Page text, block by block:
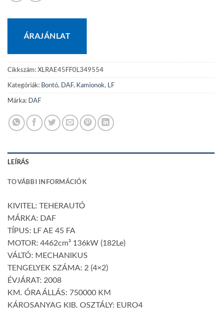
ÁRAJÁNLAT
Cikkszám: XLRAE45FF0L349554
Kategóriák: Bontó, DAF, Kamionok, LF
Márka: DAF
LEÍRÁS
TOVÁBBI INFORMÁCIÓK
KIVITEL: TEHERAUTÓ
MÁRKA: DAF
TÍPUS: LF AE 45 FA
MOTOR: 4462cm³ 136kW (182Le)
VÁLTÓ: MECHANIKUS
TENGELYEK SZÁMA: 2 (4×2)
ÉVJÁRAT: 2008
KM. ÓRA ÁLLÁS: 750000 KM
KÁROSANYAG KIB. OSZTÁLY: EURO4